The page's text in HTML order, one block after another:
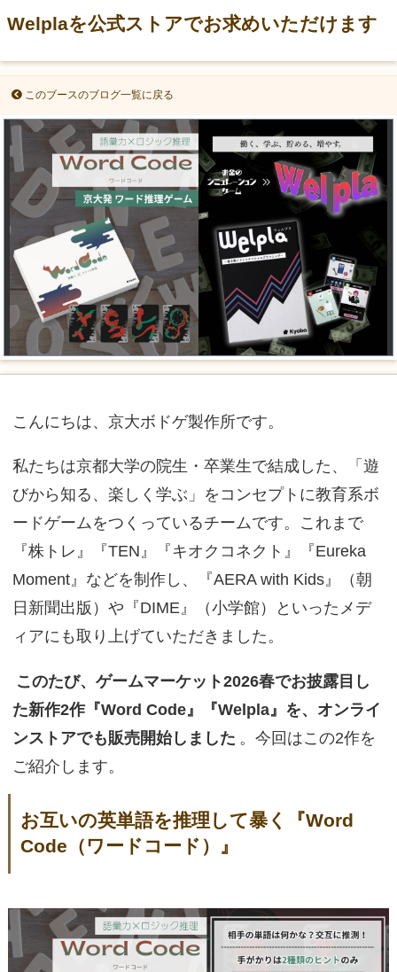
Welplaを公式ストアでお求めいただけます
このブースのブログ一覧に戻る
こんにちは、京大ボドゲ製作所です。
私たちは京都大学の院生・卒業生で結成した、「遊
びから知る、楽しく学ぶ」をコンセプトに教育系ボ
ードゲームをつくっているチームです。これまで
『株トレ』『TEN』『キオクコネクト』『Eureka
Moment』などを制作し、『AERA with Kids』（朝
日新聞出版）や『DIME』（小学館）といったメデ
ィアにも取り上げていただきました。
このたび、ゲームマーケット2026春でお披露目し
た新作2作『Word Code』『Welpla』を、オンライ
ンストアでも販売開始しました 。今回はこの2作を
ご紹介します。
お互いの英単語を推理して暴く『Word
Code（ワードコード）』